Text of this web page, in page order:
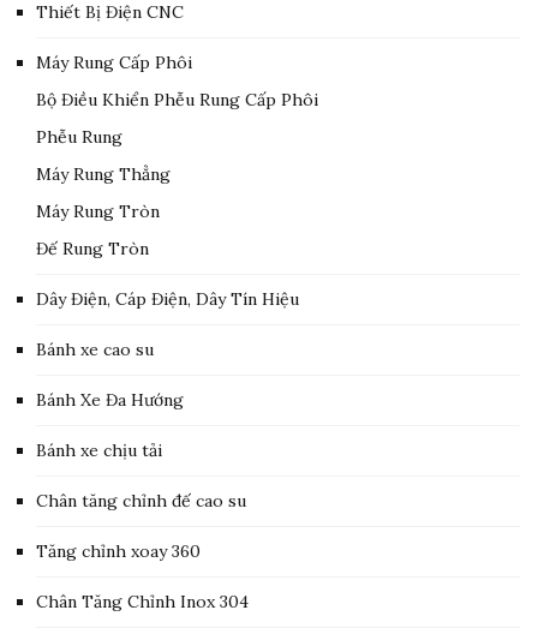
Thiết Bị Điện CNC
Máy Rung Cấp Phôi
Bộ Điều Khiển Phễu Rung Cấp Phôi
Phễu Rung
Máy Rung Thẳng
Máy Rung Tròn
Đế Rung Tròn
Dây Điện, Cáp Điện, Dây Tín Hiệu
Bánh xe cao su
Bánh Xe Đa Hướng
Bánh xe chịu tải
Chân tăng chỉnh đế cao su
Tăng chỉnh xoay 360
Chân Tăng Chỉnh Inox 304